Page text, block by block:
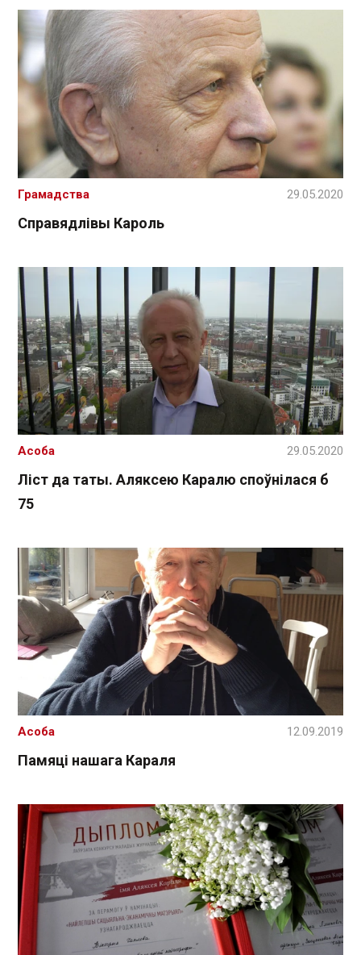
Справядлівы Кароль
Грамадства 29.05.2020
Ліст да таты. Аляксею Каралю споўнілася б
75
Асоба 29.05.2020
Памяці нашага Караля
Асоба 12.09.2019